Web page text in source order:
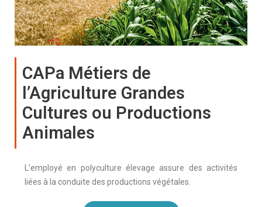
CAPa Métiers de
l’Agriculture Grandes
Cultures ou Productions
Animales
L’employé en polyculture élevage assure des activités
liées à la conduite des productions végétales.